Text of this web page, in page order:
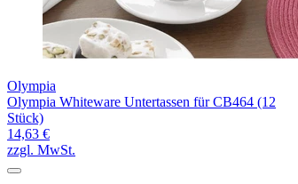
Olympia
Olympia Whiteware Untertassen für CB464 (12
Stück)
14,63 €
zzgl. MwSt.